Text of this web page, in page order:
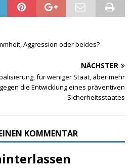
Aggression oder beides?
NÄCHSTER
für weniger Staat, aber mehr
die Entwicklung eines präventiven
Sicherheitsstaates
KOMMENTAR